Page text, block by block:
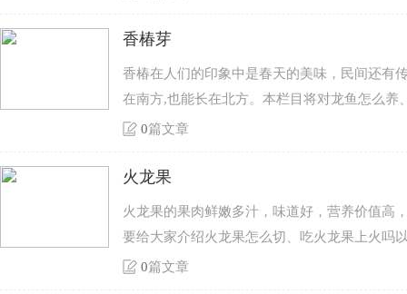
香椿芽
香椿在人们的印象中是春天的美味，民间还有
在南方,也能长在北方。本栏目将对龙鱼怎么
0篇文章
火龙果
火龙果的果肉鲜嫩多汁，味道好，营养价值高
要给大家介绍火龙果怎么切、吃火龙果上火吗
0篇文章